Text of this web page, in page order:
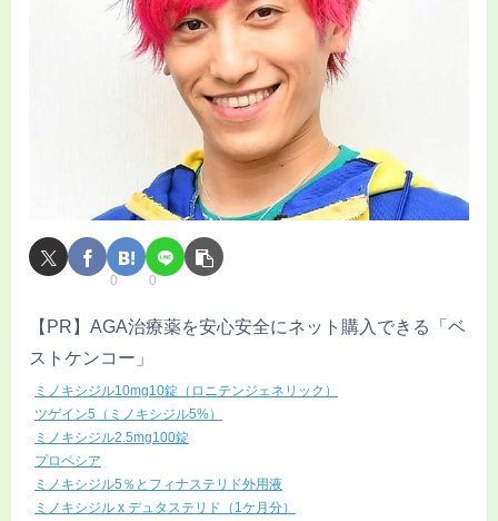
0 0
【PR】AGA治療薬を安心安全にネット購入できる「ベ
ストケンコー」
ミノキシジル10mg10錠（ロニテンジェネリック）
ツゲイン5（ミノキシジル5%）
ミノキシジル2.5mg100錠
プロペシア
ミノキシジル5％とフィナステリド外用液
ミノキシジル x デュタステリド（1ケ月分）